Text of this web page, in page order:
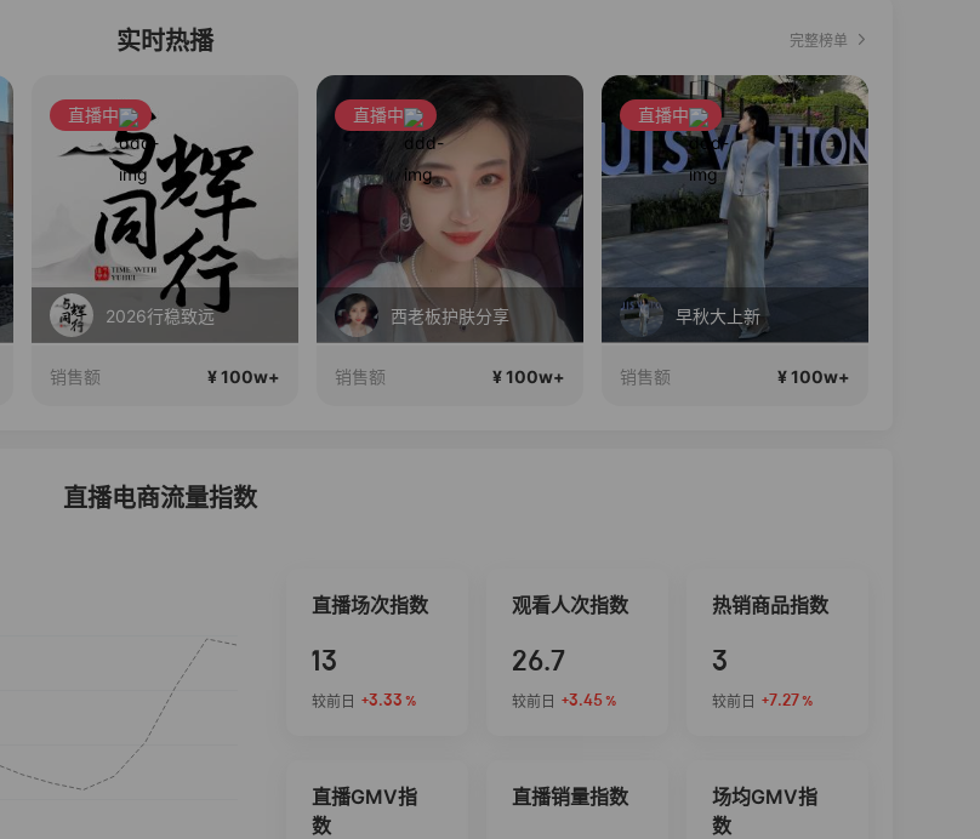
实时热播 完整榜单
直播中
2026行稳致远
销售额 ¥ 100w+
直播中
西老板护肤分享
销售额 ¥ 100w+
直播中
早秋大上新
销售额 ¥ 100w+
直播电商流量指数
直播场次指数
13
较前日 +3.33 %
观看人次指数
26.7
较前日 +3.45 %
热销商品指数
3
较前日 +7.27%
直播GMV指
数
直播销量指数
场均GMV指
数